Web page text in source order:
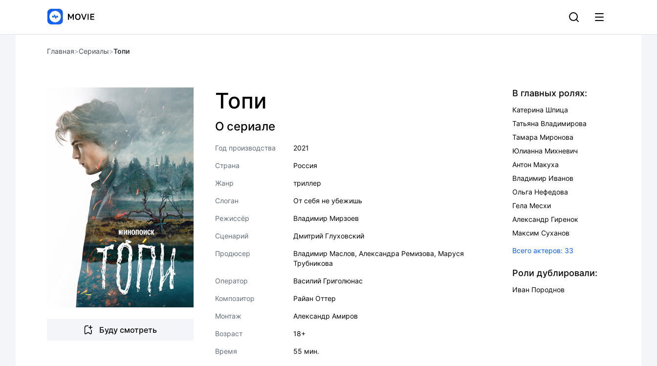
Главная>Сериалы>Топи
Буду смотреть
Топи
О сериале
Год производства 2021
Страна Россия
Жанр триллер
Слоган От себя не убежишь
Режиссёр Владимир Мирзоев
Сценарий Дмитрий Глуховский
Продюсер Владимир Маслов, Александра Ремизова, Маруся
Трубникова
Оператор Василий Григолюнас
Композитор Райан Оттер
Монтаж Александр Амиров
Возраст 18+
Время 55 мин.
В главных ролях:
Катерина Шпица
Татьяна Владимирова
Тамара Миронова
Юлианна Михневич
Антон Макуха
Владимир Иванов
Ольга Нефедова
Гела Месхи
Александр Гиренок
Максим Суханов
Всего актеров: 33
Роли дублировали:
Иван Породнов